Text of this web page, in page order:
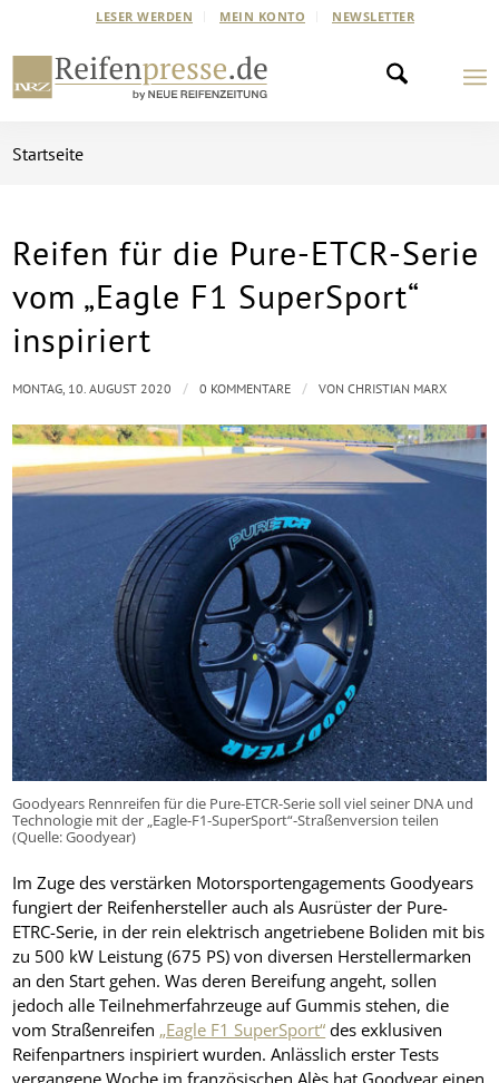
LESER WERDEN MEIN KONTO NEWSLETTER
Startseite
Reifen für die Pure-ETCR-Serie
vom „Eagle F1 SuperSport“
inspiriert
Goodyears Rennreifen für die Pure-ETCR-Serie soll viel seiner DNA und
Technologie mit der „Eagle-F1-SuperSport“-Straßenversion teilen
(Quelle: Goodyear)
Im Zuge des verstärken Motorsportengagements Goodyears
fungiert der Reifenhersteller auch als Ausrüster der Pure-
ETRC-Serie, in der rein elektrisch angetriebene Boliden mit bis
zu 500 kW Leistung (675 PS) von diversen Herstellermarken
an den Start gehen. Was deren Bereifung angeht, sollen
jedoch alle Teilnehmerfahrzeuge auf Gummis stehen, die
vom Straßenreifen „Eagle F1 SuperSport“ des exklusiven
Reifenpartners inspiriert wurden. Anlässlich erster Tests
MONTAG, 10. AUGUST 2020 / 0 KOMMENTARE / VONCHRISTIAN MARX